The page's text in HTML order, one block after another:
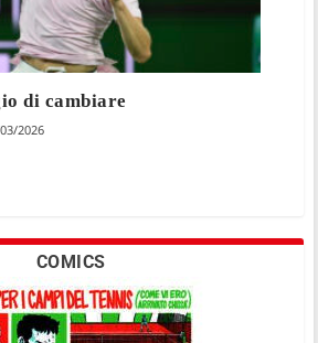
di cambiare
2026
COMICS